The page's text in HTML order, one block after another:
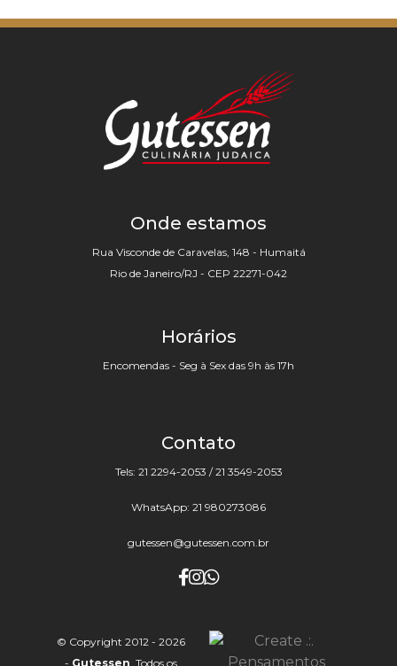
Onde estamos
Rua Visconde de Caravelas, 148 - Humaitá
Rio de Janeiro/RJ - CEP 22271-042
Horários
Encomendas - Seg à Sex das 9h às 17h
Contato
Tels: 21 2294-2053 / 21 3549-2053
WhatsApp: 21 980273086
gutessen@gutessen.com.br
© Copyright 2012 - 2026
- Gutessen . Todos os